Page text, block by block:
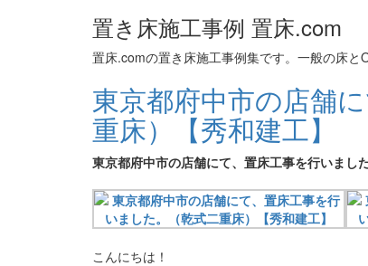
置き床施工事例 置床.com
置床.comの置き床施工事例集です。一般の床と
東京都府中市の店舗
重床）【秀和建工】
東京都府中市の店舗にて、置床工事を行いまし
こんにちは！